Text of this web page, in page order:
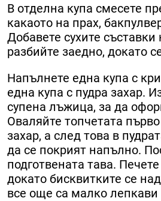
В отделна купа смесете
какаото на прах,
Добавете сухите
разбийте заедно, докато
Напълнете една купа с
една купа с пудра захар.
супена лъжица, за да
Оваляйте топчетата
захар, а след това в
да се покрият напълно.
подготвената тава.
докато бисквитките се
все още са малко лепкави